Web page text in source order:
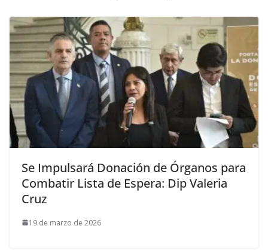
Se Impulsará Donación de Órganos para
Combatir Lista de Espera: Dip Valeria
Cruz
19 de marzo de 2026